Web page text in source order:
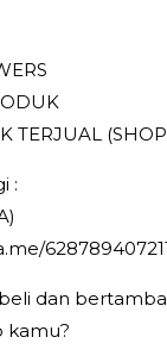
TERJUAL
:
dan
kamu?